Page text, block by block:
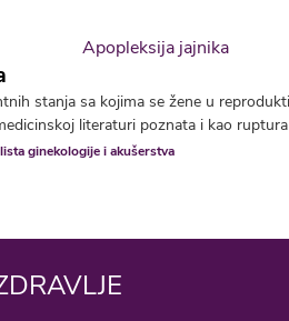
stanja sa kojima se žene u
literaturi poznata i kao
ginekologije i akušerstva